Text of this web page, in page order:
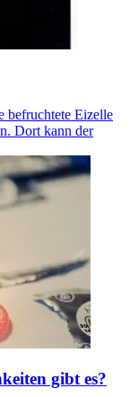
befruchtete Eizelle
Dort kann der
gibt es?